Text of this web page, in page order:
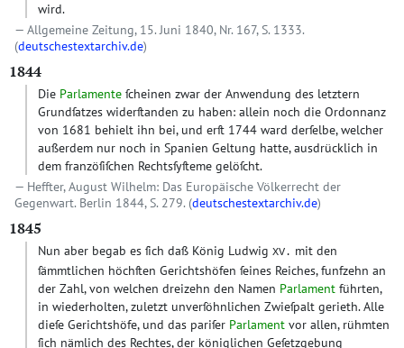
wird.
Allgemeine Zeitung, 15. Juni 1840, Nr. 167, S. 1333.
(deutschestextarchiv.de)
1844
Die Parlamente ſcheinen zwar der Anwendung des letztern
Grundſatzes widerſtanden zu haben: allein noch die Ordonnanz
von 1681 behielt ihn bei, und erſt 1744 ward derſelbe, welcher
außerdem nur noch in Spanien Geltung hatte, ausdrücklich in
dem franzöſiſchen Rechtsſyſteme gelöſcht.
Heffter, August Wilhelm: Das Europäische Völkerrecht der
Gegenwart. Berlin 1844, S. 279. (deutschestextarchiv.de)
1845
Nun aber begab es ſich daß König Ludwig XV. mit den
ſämmtlichen höchſten Gerichtshöfen ſeines Reiches, funfzehn an
der Zahl, von welchen dreizehn den Namen Parlament führten,
in wiederholten, zuletzt unverſöhnlichen Zwieſpalt gerieth. Alle
dieſe Gerichtshöfe, und das pariſer Parlament vor allen, rühmten
ſich nämlich des Rechtes, der königlichen Geſetzgebung